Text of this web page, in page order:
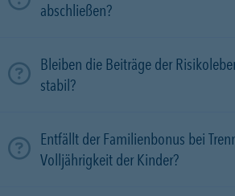
abschließen?
Bleiben die Beiträge der
stabil?
Entfällt der Familienbonus bei
Volljährigkeit der Kinder?